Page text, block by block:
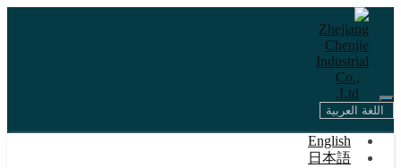
اللغة العربية
English
日本語